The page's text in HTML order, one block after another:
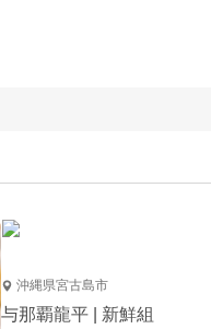
沖縄県宮古島市
与那覇龍平 | 新鮮組